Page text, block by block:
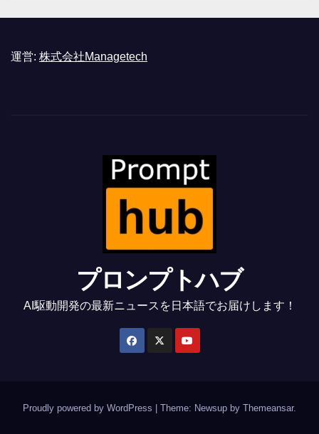
運営: 株式会社Managetech
プロンプトハブ
AI駆動開発の最新ニュースを日本語でお届けします！
Proudly powered by WordPress Theme: Newsup by Themeansar.